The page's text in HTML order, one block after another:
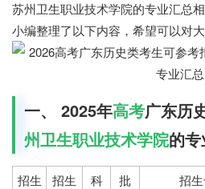
苏州卫生职业技术学院的专业汇总
小编整理了以下内容，希望可以对大
一、 2025年高考广东历
州卫生职业技术学院的
招生
招生
科
批
招